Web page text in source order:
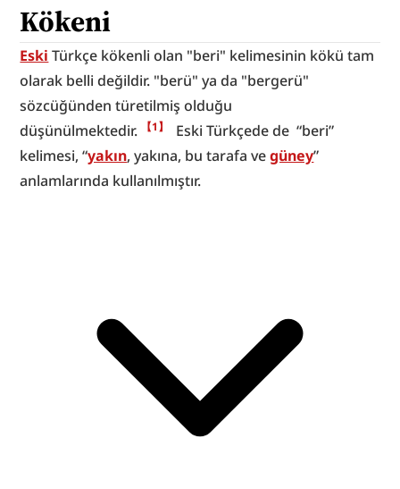
Kökeni
Eski Türkçe kökenli olan "beri" kelimesinin kökü tam
olarak belli değildir. "berü" ya da "bergerü"
sözcüğünden türetilmiş olduğu
düşünülmektedir.
【1】
Eski Türkçede de  “beri”
kelimesi, “yakın, yakına, bu tarafa ve güney”
anlamlarında kullanılmıştır.